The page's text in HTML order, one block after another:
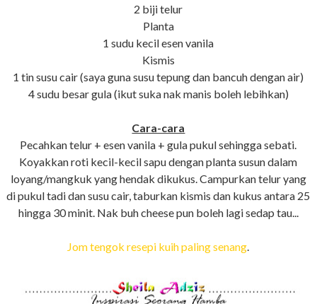
2 biji telur
Planta
1 sudu kecil esen vanila
Kismis
1 tin susu cair (saya guna susu tepung dan bancuh dengan air)
4 sudu besar gula (ikut suka nak manis boleh lebihkan)
Cara-cara
Pecahkan telur + esen vanila + gula pukul sehingga sebati.
Koyakkan roti kecil-kecil sapu dengan planta susun dalam
loyang/mangkuk yang hendak dikukus. Campurkan telur yang
di pukul tadi dan susu cair, taburkan kismis dan kukus antara 25
hingga 30 minit. Nak buh cheese pun boleh lagi sedap tau...
Jom tengok resepi kuih paling senang.